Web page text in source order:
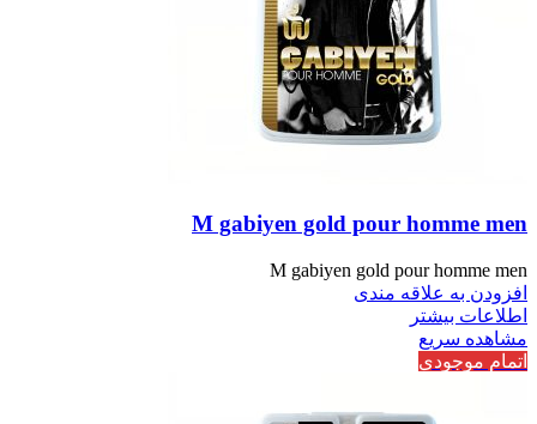
M gabiyen gold pour homme men
M gabiyen gold pour homme men
افزودن به علاقه مندی
اطلاعات بیشتر
مشاهده سریع
اتمام موجودی